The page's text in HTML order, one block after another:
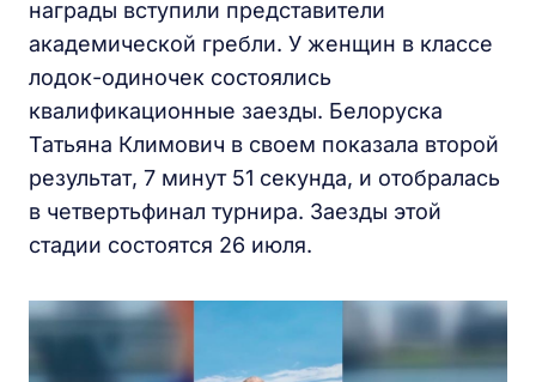
награды вступили представители
академической гребли. У женщин в классе
лодок-одиночек состоялись
квалификационные заезды. Белоруска
Татьяна Климович в своем показала второй
результат, 7 минут 51 секунда, и отобралась
в четвертьфинал турнира. Заезды этой
стадии состоятся 26 июля.